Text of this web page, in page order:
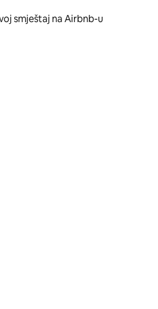
smještaj na Airbnb-u